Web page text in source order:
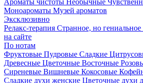
Ароматы чистоты Необычные
Моноароматы Музей ароматов
Эксклюзивно
Релакс-терапия Странное, но гениальное
на сайте
По нотам
Фруктовые Пудровые Сладкие
Древесные Цветочные Восточные
Сиреневые Вишневые Кокосовые
Сладкие духи женские Цветочные духи